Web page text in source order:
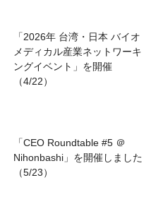
「2026年 台湾・日本 バイオ
メディカル産業ネットワーキ
ングイベント」を開催
（4/22）
「CEO Roundtable #5 ＠
Nihonbashi」を開催しました
（5/23）